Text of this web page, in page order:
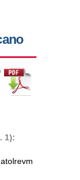
1):